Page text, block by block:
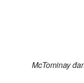
McTominay